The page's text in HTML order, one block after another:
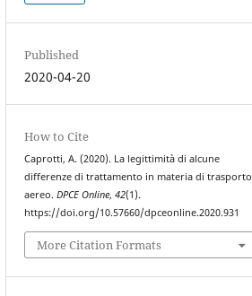
Published
2020-04-20
How to Cite
Caprotti, A. (2020). La legittimità di alcune
differenze di trattamento in materia di trasporto
aereo.DPCE Online,42(1).
https://doi.org/10.57660/dpceonline.2020.931
More Citation Formats